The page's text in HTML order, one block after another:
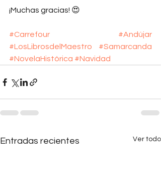
¡Muchas gracias! 😍
#Carrefour
#Andújar
#LosLibrosdelMaestro
#Samarcanda
#NovelaHistórica #Navidad
Entradas recientes Ver todo